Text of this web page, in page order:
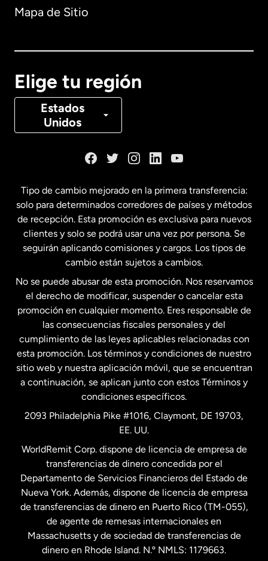
Mapa de Sitio
Elige tu región
Estados
Unidos
Canadá Français
Estados Unidos English
Estados Unidos Español
Francia
Malasia
Nueva Zelanda
Países Bajos
Suecia
Tipo de cambio mejorado en la primera transferencia:
solo para determinados corredores de países y métodos
de recepción. Esta promoción es exclusiva para nuevos
clientes y solo se podrá usar una vez por persona. Se
seguirán aplicando comisiones y cargos. Los tipos de
cambio están sujetos a cambios.
No se puede abusar de esta promoción. Nos reservamos
el derecho de modificar, suspender o cancelar esta
promoción en cualquier momento. Eres responsable de
las consecuencias fiscales personales y del
cumplimiento de las leyes aplicables relacionadas con
esta promoción. Los términos y condiciones de nuestro
sitio web y nuestra aplicación móvil, que se encuentran
a continuación, se aplican junto con estos Términos y
condiciones específicos.
2093 Philadelphia Pike #1016, Claymont, DE 19703,
EE. UU.
WorldRemit Corp. dispone de licencia de empresa de
transferencias de dinero concedida por el
Departamento de Servicios Financieros del Estado de
Nueva York. Además, dispone de licencia de empresa
de transferencias de dinero en Puerto Rico (TM-055),
de agente de remesas internacionales en
Massachusetts y de sociedad de transferencias de
dinero en Rhode Island. N.º NMLS: 1179663.